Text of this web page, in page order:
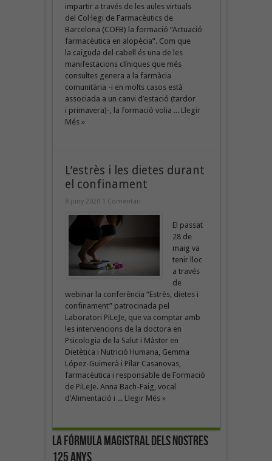
impartir a través de les aules virtuals
del Col·legi de Farmacèutics de
Barcelona (COFB) la formació “Actuació
farmacèutica en alopècia”. Com que
la caiguda del cabell és una de les
manifestacions clíniques que més
consultes genera a la farmàcia
comunitària -i en molts casos està
associada a un canvi d’estació (tardor
i primavera)-, la formació volia ... Llegir
Més »
L’estrès i les dietes durant
el confinament
8 juny 2020 1 Comentari
El passat
28 de
maig va
tenir lloc
a través
de
webinar la conferència “Estrès, dietes i
confinament” patrocinada pel
Laboratori PiLeJe, que va comptar amb
les intervencions de la doctora en
Psicologia de la Salut i Màster en
Dietètica i Nutrició Humana, Gemma
López-Guimerà i Pilar Casanovas,
farmacèutica i responsable de Formació
de PiLeJe. Anna Bach-Faig, vocal
d’Alimentació i ... Llegir Més »
La fórmula magistral dels nostres
125 anys